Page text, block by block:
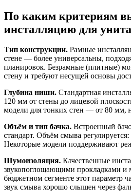
По каким критериям
инсталляцию для
Тип конструкции. Рамные
стене — более универсальны,
планировок. Безрамные (плитные)
стену и требуют несущей основы
Глубина ниши. Стандартная
120 мм от стены до лицевой
модели для тонких стен — от 80 мм,
Объём и тип бачка. Встроенный
стандарт. Объём смыва
Некоторые модели поддерживают
Шумоизоляция. Качественные
звукопоглощающими прокладками и
бюджетном сегменте этот параметр
звук смыва хорошо слышен через